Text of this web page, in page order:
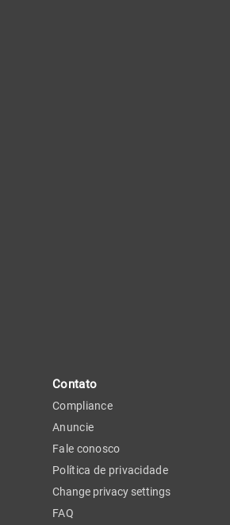
Contato
Compliance
Anuncie
Fale conosco
Política de privacidade
Change privacy settings
FAQ